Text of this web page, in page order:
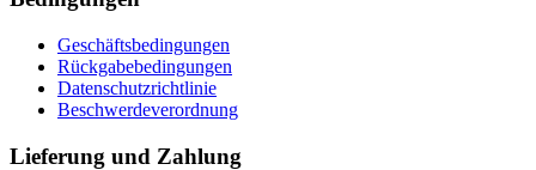
Geschäftsbedingungen
Rückgabebedingungen
Datenschutzrichtlinie
Beschwerdeverordnung
Lieferung und Zahlung